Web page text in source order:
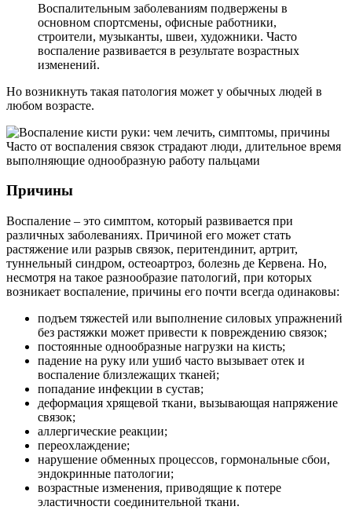
Воспалительным заболеваниям подвержены в
основном спортсмены, офисные работники,
строители, музыканты, швеи, художники. Часто
воспаление развивается в результате возрастных
изменений.
Но возникнуть такая патология может у обычных людей в
любом возрасте.
Часто от воспаления связок страдают люди, длительное время
выполняющие однообразную работу пальцами
Причины
Воспаление – это симптом, который развивается при
различных заболеваниях. Причиной его может стать
растяжение или разрыв связок, перитендинит, артрит,
туннельный синдром, остеоартроз, болезнь де Кервена. Но,
несмотря на такое разнообразие патологий, при которых
возникает воспаление, причины его почти всегда одинаковы:
подъем тяжестей или выполнение силовых упражнений
без растяжки может привести к повреждению связок;
постоянные однообразные нагрузки на кисть;
падение на руку или ушиб часто вызывает отек и
воспаление близлежащих тканей;
попадание инфекции в сустав;
деформация хрящевой ткани, вызывающая напряжение
связок;
аллергические реакции;
переохлаждение;
нарушение обменных процессов, гормональные сбои,
эндокринные патологии;
возрастные изменения, приводящие к потере
эластичности соединительной ткани.